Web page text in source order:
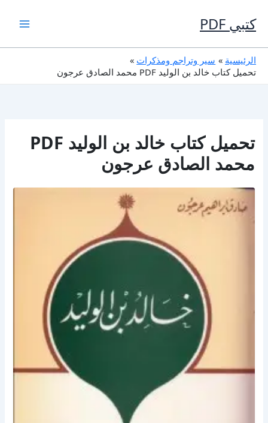
إلى
المحتوى
كتبي PDF
الرئيسية
سير وتراجم ومذكرات
تحميل كتاب خالد بن الوليد PDF محمد الصادق عرجون
تحميل كتاب خالد بن الوليد PDF
محمد الصادق عرجون